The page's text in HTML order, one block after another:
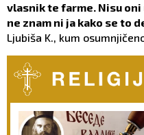
vlasnik te farme. Nisu
ne znam ni ja kako se to
Ljubiša K., kum